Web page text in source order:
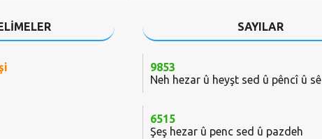
SAYILAR
9853
Neh hezar û heyşt sed û pêncî û sê
6515
Şeş hezar û penc sed û pazdeh